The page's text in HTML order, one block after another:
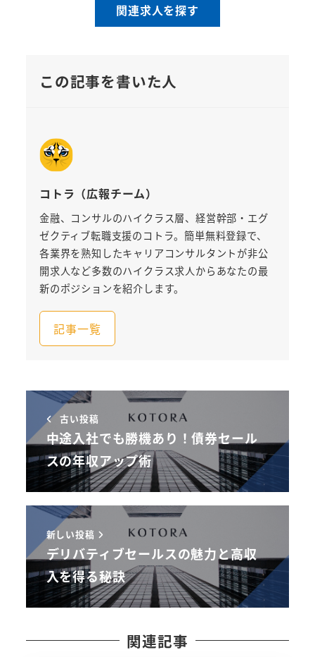
関連求人を探す
この記事を書いた人
コトラ（広報チーム）
金融、コンサルのハイクラス層、経営幹部・エグ
ゼクティブ転職支援のコトラ。簡単無料登録で、
各業界を熟知したキャリアコンサルタントが非公
開求人など多数のハイクラス求人からあなたの最
新のポジションを紹介します。
記事一覧
古い投稿
中途入社でも勝機あり！債券セール
スの年収アップ術
新しい投稿
デリバティブセールスの魅力と高収
入を得る秘訣
関連記事